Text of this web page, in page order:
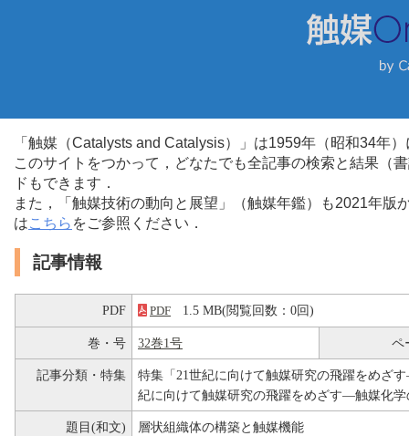
「触媒（Catalysts and Catalysis）」は1959年（昭和34年
このサイトをつかって，どなたでも全記事の検索と結果（
ドもできます．
また，「触媒技術の動向と展望」（触媒年鑑）も2021年
はこちら をご参照ください．
記事情報
PDF PDF 1.5 MB(閲覧回数：0回)
巻・号 32巻1号 ペ
記事分類・特集
特集「21世紀に向けて触媒研究の飛躍をめざ
紀に向けて触媒研究の飛躍をめざす―触媒化
題目(和文) 層状組織体の構築と触媒機能